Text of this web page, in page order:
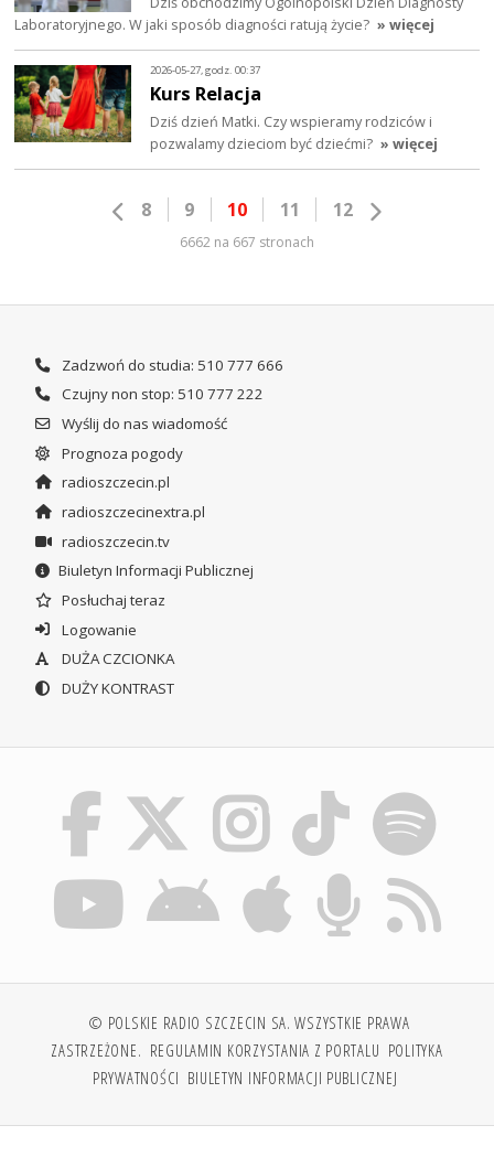
Laboratoryjnego. W jaki sposób diagności ratują życie? » więcej
2026-05-27, godz. 00:37
Kurs Relacja
Dziś dzień Matki. Czy wspieramy rodziców i
pozwalamy dzieciom być dziećmi? » więcej
8 9 10 11 12
6662 na 667 stronach
Zadzwoń do studia: 510 777 666
Czujny non stop: 510 777 222
Wyślij do nas wiadomość
Prognoza pogody
radioszczecin.pl
radioszczecinextra.pl
radioszczecin.tv
Biuletyn Informacji Publicznej
Posłuchaj teraz
Logowanie
DUŻA CZCIONKA
DUŻY KONTRAST
© POLSKIE RADIO SZCZECIN SA. WSZYSTKIE PRAWA
ZASTRZEŻONE. REGULAMIN KORZYSTANIA Z PORTALU POLITYKA
PRYWATNOŚCI BIULETYN INFORMACJI PUBLICZNEJ